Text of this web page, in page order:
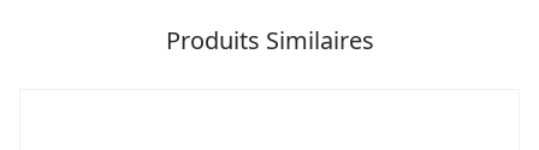
Produits Similaires